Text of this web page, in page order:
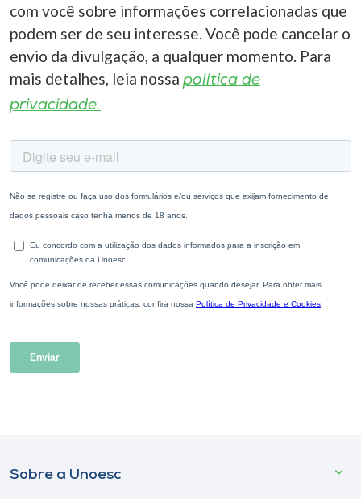
com você sobre informações correlacionadas que
podem ser de seu interesse. Você pode cancelar o
envio da divulgação, a qualquer momento. Para
mais detalhes, leia nossa política de
privacidade.
Sobre a Unoesc